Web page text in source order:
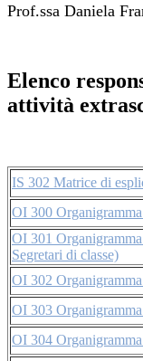
Prof.ssa Daniela
Elenco
attività
IS 302 Matrice di
OI 300
OI 301
Segretari di classe)
OI 302
OI 303
OI 304